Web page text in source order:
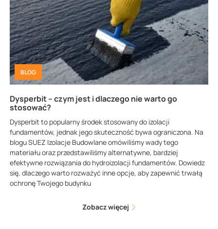
BLOG
Dysperbit – czym jest i dlaczego nie warto go
stosować?
Dysperbit to popularny środek stosowany do izolacji
fundamentów, jednak jego skuteczność bywa ograniczona. Na
blogu SUEZ Izolacje Budowlane omówiliśmy wady tego
materiału oraz przedstawiliśmy alternatywne, bardziej
efektywne rozwiązania do hydroizolacji fundamentów. Dowiedz
się, dlaczego warto rozważyć inne opcje, aby zapewnić trwałą
ochronę Twojego budynku
Zobacz więcej